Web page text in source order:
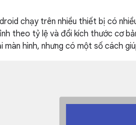
chạy trên nhiều thiết bị có
theo tỷ lệ và đổi kích thước cơ
màn hình, nhưng có một số cách